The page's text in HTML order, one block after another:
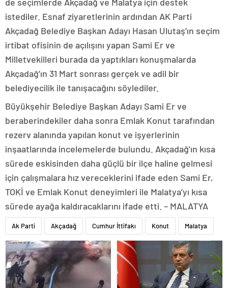
istediler. Esnaf ziyaretlerinin ardından AK Parti
Akçadağ Belediye Başkan Adayı Hasan Ulutaş’ın seçim
irtibat ofisinin de açılışını yapan Sami Er ve
Milletvekilleri burada da yaptıkları konuşmalarda
Akçadağ’ın 31 Mart sonrası gerçek ve adil bir
belediyecilik ile tanışacağını söylediler.
Büyükşehir Belediye Başkan Adayı Sami Er ve
beraberindekiler daha sonra Emlak Konut tarafından
rezerv alanında yapılan konut ve işyerlerinin
inşaatlarında incelemelerde bulundu. Akçadağ’ın kısa
sürede eskisinden daha güçlü bir ilçe haline gelmesi
için çalışmalara hız vereceklerini ifade eden Sami Er,
TOKİ ve Emlak Konut deneyimleri ile Malatya’yı kısa
sürede ayağa kaldıracaklarını ifade etti. – MALATYA
Ak Parti Akçadağ Cumhur İttifakı Konut Malatya